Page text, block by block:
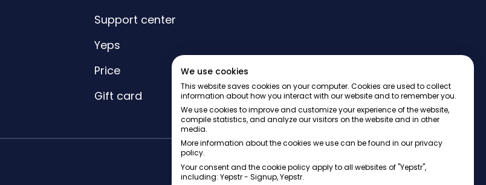
Support center
Yeps
Price
Gift card
We use cookies
This website saves cookies on your computer. Cookies are used to collect
information about how you interact with our website and to remember you.
We use cookies to improve and customize your experience of the website,
compile statistics, and analyze our visitors on the website and in other
media.
More information about the cookies we use can be found in our privacy
policy.
Your consent and the cookie policy apply to all websites of "Yepstr",
including: Yepstr - Signup, Yepstr.